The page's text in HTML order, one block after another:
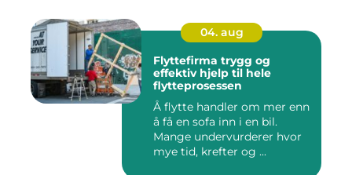
04. aug
Flyttefirma trygg og
effektiv hjelp til hele
flytteprosessen
Å flytte handler om mer enn
å få en sofa inn i en bil.
Mange undervurderer hvor
mye tid, krefter og ...